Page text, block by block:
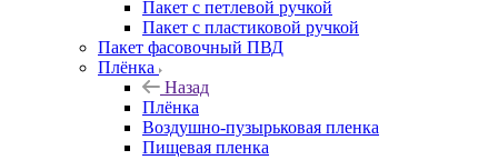
Пакет с петлевой ручкой
Пакет с пластиковой ручкой
Пакет фасовочный ПВД
Плёнка
Назад
Плёнка
Воздушно-пузырьковая пленка
Пищевая пленка